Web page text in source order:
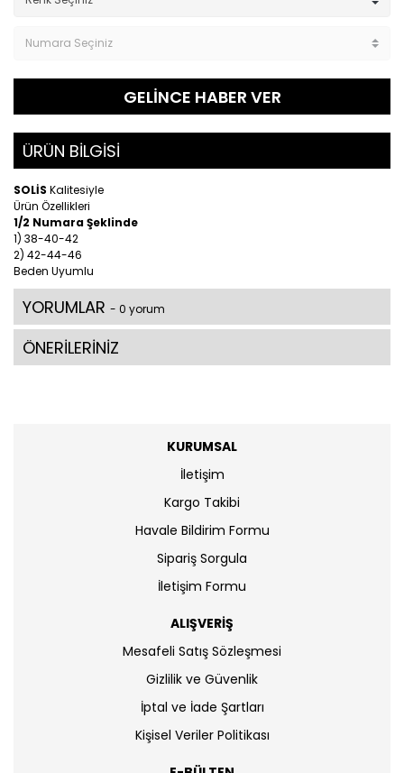
GELİNCE HABER VER
ÜRÜN BİLGİSİ
SOLİS Kalitesiyle
Ürün Özellikleri
1/2 Numara Şeklinde
1) 38-40-42
2) 42-44-46
Beden Uyumlu
YORUMLAR - 0 yorum
ÖNERİLERİNİZ
KURUMSAL
İletişim
Kargo Takibi
Havale Bildirim Formu
Sipariş Sorgula
İletişim Formu
ALIŞVERİŞ
Mesafeli Satış Sözleşmesi
Gizlilik ve Güvenlik
İptal ve İade Şartları
Kişisel Veriler Politikası